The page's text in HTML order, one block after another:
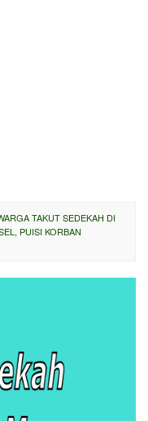
TAKUT SEDEKAH DI
PUISI KORBAN